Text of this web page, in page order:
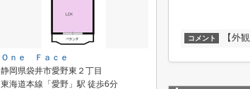
コメント 【外観
Ｏｎｅ Ｆａｃｅ
静岡県袋井市愛野東２丁目
東海道本線「愛野」駅 徒歩6分